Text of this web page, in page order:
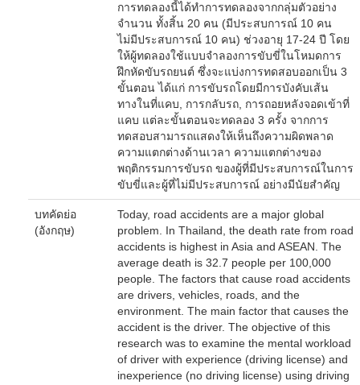
การทดลองนี้ได้ทำการทดลองจากกลุ่มตัวอย่าง
จำนวน ทั้งสิ้น 20 คน (มีประสบการณ์ 10 คน
ไม่มีประสบการณ์ 10 คน) ช่วงอายุ 17-24 ปี โดย
ให้ผู้ทดลองใช้แบบจำลองการขับขี่ในโหมดการ
ฝึกหัดขับรถยนต์ ซึ่งจะแบ่งการทดสอบออกเป็น 3
ขั้นตอน ได้แก่ การขับรถโดยมีการบังคับเส้น
ทางในที่แคบ, การกลับรถ, การถอยหลังจอดเข้าที่
แคบ แต่ละขั้นตอนจะทดลอง 3 ครั้ง จากการ
ทดสอบสามารถแสดงให้เห็นถึงความผิดพลาด
ความแตกต่างด้านเวลา ความแตกต่างของ
พฤติกรรมการขับรถ ของผู้ที่มีประสบการณ์ในการ
ขับขี่และผู้ที่ไม่มีประสบการณ์ อย่างมีนัยสำคัญ
บทคัดย่อ
(อังกฤษ)
Today, road accidents are a major global
problem. In Thailand, the death rate from road
accidents is highest in Asia and ASEAN. The
average death is 32.7 people per 100,000
people. The factors that cause road accidents
are drivers, vehicles, roads, and the
environment. The main factor that causes the
accident is the driver. The objective of this
research was to examine the mental workload
of driver with experience (driving license) and
inexperience (no driving license) using driving